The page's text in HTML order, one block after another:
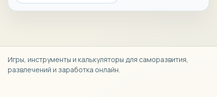
Игры, инструменты и калькуляторы для саморазвития,
развлечений и заработка онлайн.